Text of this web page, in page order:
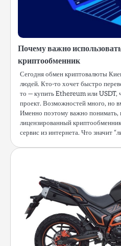
Почему важно
криптообменник
Сегодня обмен криптовалюты
людей. Кто-то хочет быстро
то — купить Ethereum или USDT,
проект. Возможностей много, но
Именно поэтому важно понимать,
лицензированный
сервис из интернета. Что значит